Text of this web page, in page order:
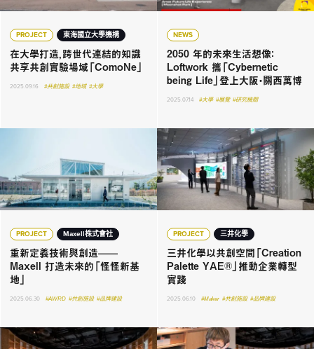
PROJECT 東海國立大學機構
在大學打造，跨世代連結的知識
共享共創實驗場域「ComoNe」
2025.09.16 #共創施設 #地域 #大學
NEWS
2050 年的未來生活想像：
Loftwork 攜「Cybernetic
being Life」登上大阪・關西萬博
2025.07.14 #大學 #展覽 #研究機關
PROJECT Maxell株式會社
重新定義技術與創造——
Maxell 打造未來的「怪怪新基
地」
2025.06.30 #AWRD #共創施設 #品牌建設
PROJECT 三井化學
三井化學以共創空間「Creation
Palette YAE®」推動企業轉型
實踐
2025.06.10 #Maker #共創施設 #品牌建設